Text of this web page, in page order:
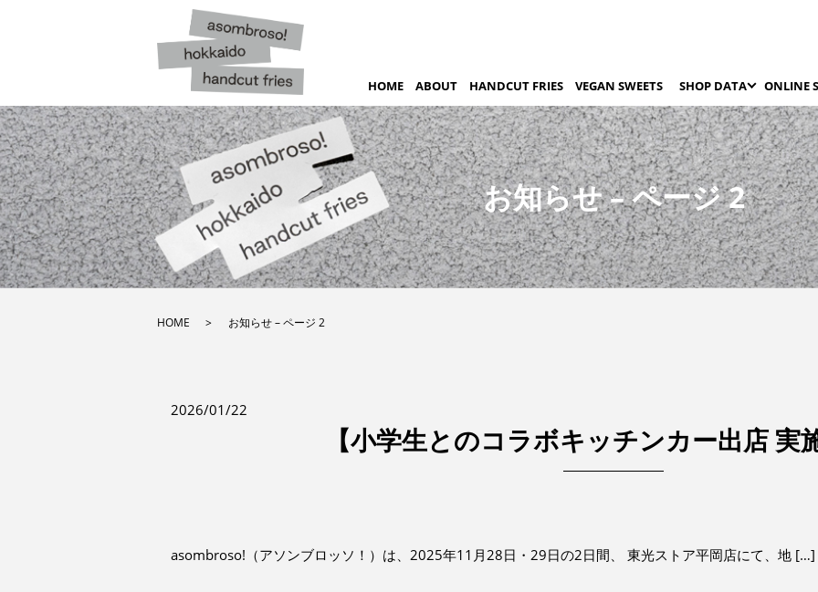
HOME ABOUT HANDCUT FRIES VEGAN SWEETS SHOP DATA ONLINE
お知らせ – ページ 2
HOME お知らせ – ページ 2
2026/01/22
【小学生とのコラボキッチンカー出店 実
asombroso!（アソンブロッソ！）は、2025年11月28日・29日の2日間、 東光ストア平岡店にて、地 […]